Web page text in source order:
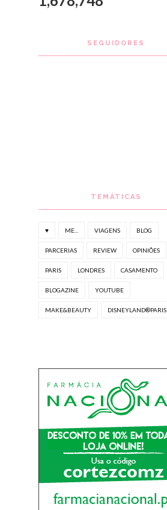
SEGUIDORES
TEMÁTICAS
♥ ME... VIAGENS BLOG
PARCERIAS REVIEW OPINIÕES
PARIS LONDRES CASAMENTO
BLOGAZINE YOUTUBE
MAKE&BEAUTY DISNEYLAND®PARIS